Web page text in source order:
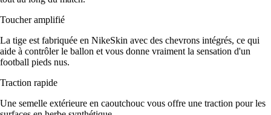
Toucher amplifié
La tige est fabriquée en NikeSkin avec des chevrons intégrés, ce qui
aide à contrôler le ballon et vous donne vraiment la sensation d'un
football pieds nus.
Traction rapide
Une semelle extérieure en caoutchouc vous offre une traction pour les